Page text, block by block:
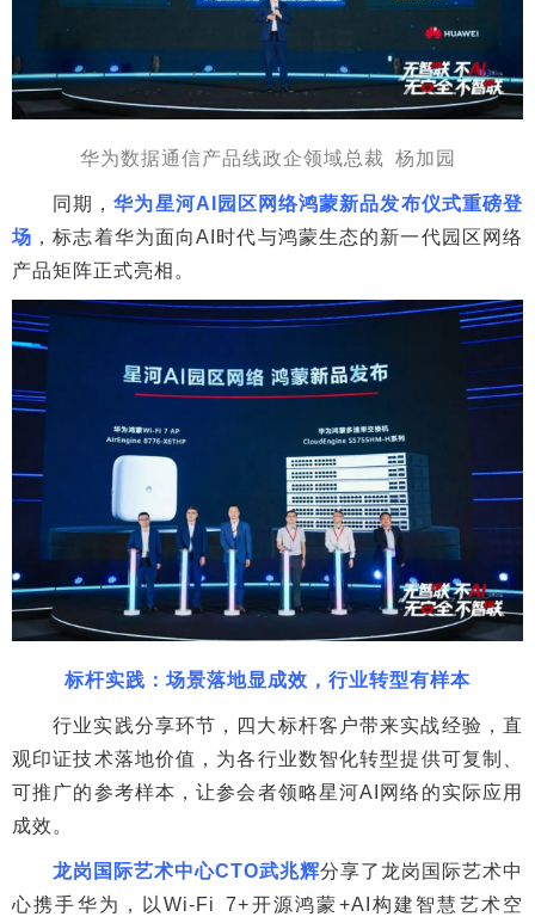
华为数据通信产品线政企领域总裁 杨加园
同期，华为星河AI园区网络鸿蒙新品发布仪式重磅登
场 ，标志着华为面向AI时代与鸿蒙生态的新一代园区网络
产品矩阵正式亮相。
标杆实践：场景落地显成效，行业转型有样本
行业实践分享环节，四大标杆客户带来实战经验，直
观印证技术落地价值，为各行业数智化转型提供可复制、
可推广的参考样本，让参会者领略星河AI网络的实际应用
成效。
龙岗国际艺术中心CTO武兆辉分享了龙岗国际艺术中
心携手华为，以Wi-Fi 7+开源鸿蒙+AI构建智慧艺术空